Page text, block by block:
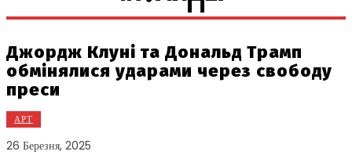
Джордж Клуні та Дональд Трамп
обмінялися ударами через свободу
преси
АРТ
26 Березня, 2025